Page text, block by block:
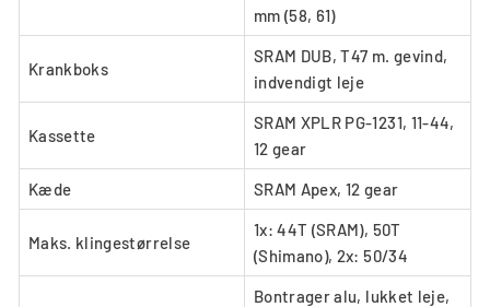
mm (58, 61)
Krankboks
SRAM DUB, T47 m. gevind,
indvendigt leje
Kassette
SRAM XPLR PG-1231, 11-44,
12 gear
Kæde SRAM Apex, 12 gear
Maks. klingestørrelse
1x: 44T (SRAM), 50T
(Shimano), 2x: 50/34
Bontrager alu, lukket leje,